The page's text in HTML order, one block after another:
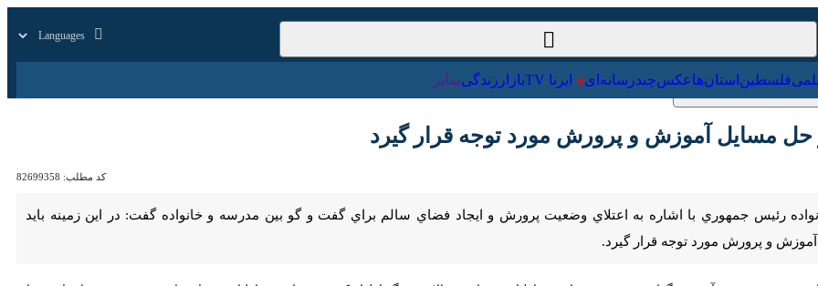
علمی فلسطین استان‌ها عکس چندرسانه‌ای ایرنا TV
مسايل آموزش و پرورش مورد توجه قرار گيرد
کد مطلب: 82699358